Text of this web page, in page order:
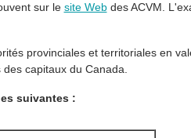
sur le site Webdes ACVM.
provinciales et territoriales en
capitaux du Canada.
suivantes :